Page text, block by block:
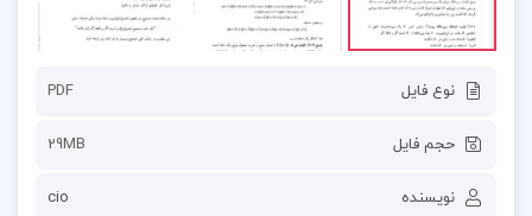
نوع فایل PDF
حجم فایل 29MB
نویسنده cio